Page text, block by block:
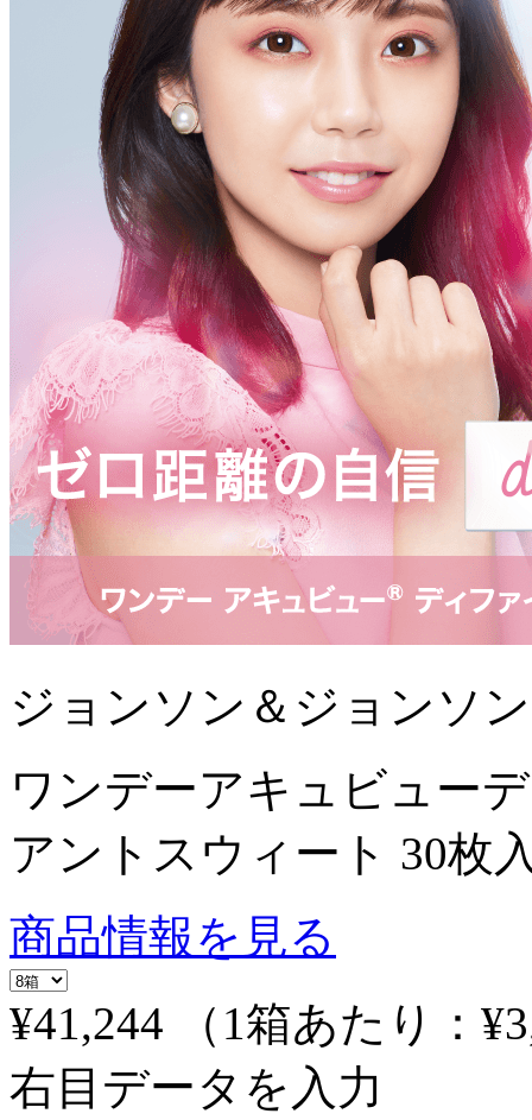
ジョンソン＆ジョンソン
ワンデーアキュビュー
アントスウィート 30枚
商品情報を見る
¥41,244
（1箱あたり：
右目データを入力